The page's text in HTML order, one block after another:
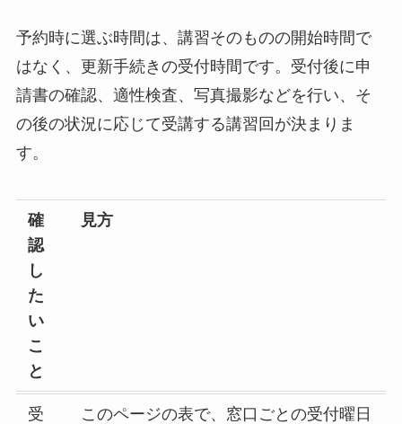
予約時に選ぶ時間は、講習そのものの開始時間で
はなく、更新手続きの受付時間です。受付後に申
請書の確認、適性検査、写真撮影などを行い、そ
の後の状況に応じて受講する講習回が決まりま
す。
確
認
し
た
い
こ
と
見方
受 このページの表で、窓口ごとの受付曜日